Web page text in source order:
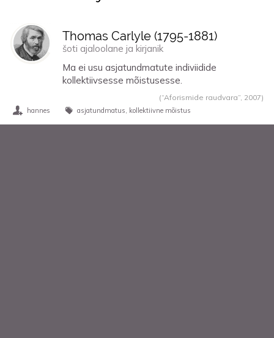
Tsitaadid teemal asjatundmatus
Thomas Carlyle (1795-1881)
šoti ajaloolane ja kirjanik
Ma ei usu asjatundmatute indiviidide
kollektiivsesse mõistusesse.
(“Aforismide raudvara”, 2007)
hannes asjatundmatus kollektiivne mõistus